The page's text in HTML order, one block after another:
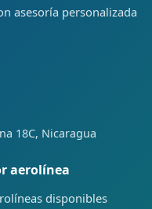
asesoría personalizada
18C, Nicaragua
aerolínea
disponibles